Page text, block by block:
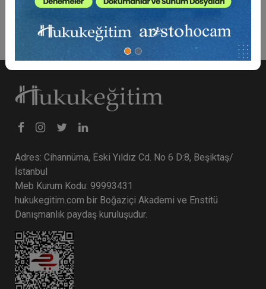
Adres: Cihannüma, Eski Yıldız Cd. No 6 D:8, Beşiktaş/
İstanbul
Meb Kurum Kodu: 99993431
hukukegitim.com bir Boğaziçi Akademi ve Enstitü
Danışmanlık paydaş kuruluşudur.